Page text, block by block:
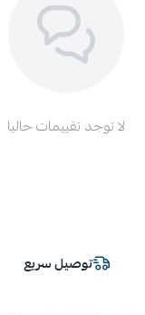
لا توجد تقييمات حاليا
توصيل سريع